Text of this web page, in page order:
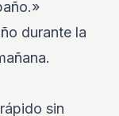
durante la
sin